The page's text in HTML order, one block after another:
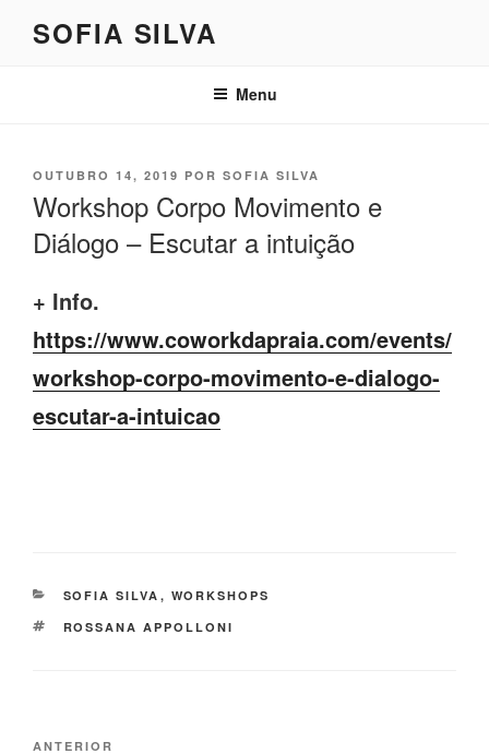
SOFIA SILVA
Menu
PUBLICADO
OUTUBRO 14, 2019 POR SOFIA SILVA
Workshop Corpo Movimento e
Diálogo – Escutar a intuição
+ Info.
https://www.coworkdapraia.com/events/
workshop-corpo-movimento-e-dialogo-
escutar-a-intuicao
CATEGORIAS
SOFIA SILVA , WORKSHOPS
ETIQUETAS
ROSSANA APPOLLONI
Conteúdo
ANTERIOR